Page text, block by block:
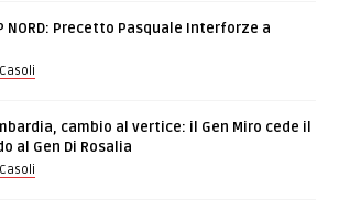
NORD: Precetto Pasquale Interforze a
cambio al vertice: il Gen Miro cede il
al Gen Di Rosalia